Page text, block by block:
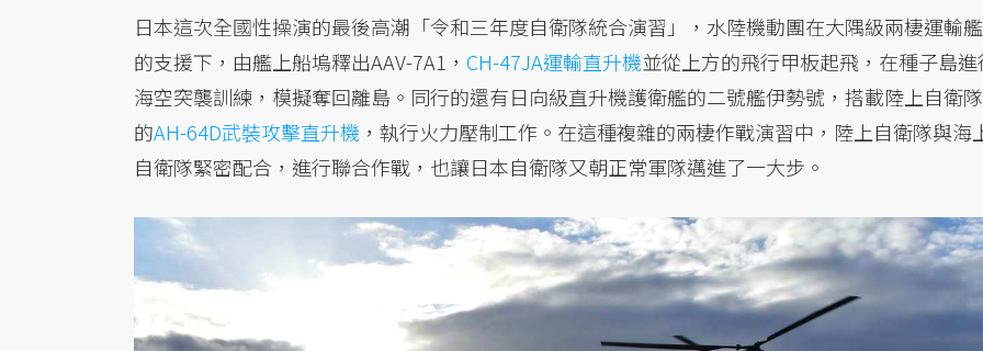
日本這次全國性操演的最後高潮「令和三年度自衛隊統合演習」，水陸機動團在大隅級兩棲運輸艦
的支援下，由艦上船塢釋出AAV-7A1， CH-47JA運輸直升機並從上方的飛行甲板起飛，在種子島進
海空突襲訓練，模擬奪回離島。同行的還有日向級直升機護衛艦的二號艦伊勢號，搭載陸上自衛隊
的AH-64D武裝攻擊直升機 ，執行火力壓制工作。在這種複雜的兩棲作戰演習中，陸上自衛隊與海
自衛隊緊密配合，進行聯合作戰，也讓日本自衛隊又朝正常軍隊邁進了一大步。